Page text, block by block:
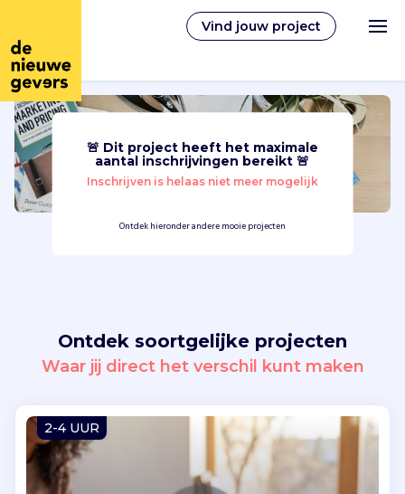
Vind jouw project
Nederlands
Vrijwilligerswerk
Vind jouw project
Inloggen
🚨 Dit project heeft het maximale
aantal inschrijvingen bereikt 🚨
Inschrijven is helaas niet meer mogelijk
Ontdek hieronder andere mooie projecten
Ontdek soortgelijke projecten
Waar jij direct het verschil kunt maken
2-4 UUR